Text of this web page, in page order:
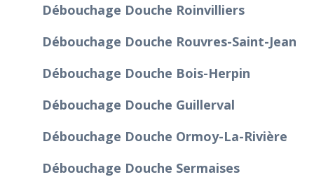
Débouchage Douche Roinvilliers
Débouchage Douche Rouvres-Saint-Jean
Débouchage Douche Bois-Herpin
Débouchage Douche Guillerval
Débouchage Douche Ormoy-La-Rivière
Débouchage Douche Sermaises